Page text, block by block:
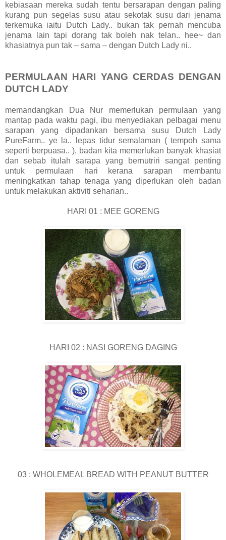
kebiasaan mereka sudah tentu bersarapan dengan paling
kurang pun segelas susu atau sekotak susu dari jenama
terkemuka iaitu Dutch Lady.. bukan tak pernah mencuba
jenama lain tapi dorang tak boleh nak telan.. hee~ dan
khasiatnya pun tak – sama – dengan Dutch Lady ni..
PERMULAAN HARI YANG CERDAS DENGAN
DUTCH LADY
memandangkan Dua Nur memerlukan permulaan yang
mantap pada waktu pagi, ibu menyediakan pelbagai menu
sarapan yang dipadankan bersama susu Dutch Lady
PureFarm.. ye la.. lepas tidur semalaman ( tempoh sama
seperti berpuasa.. ), badan kita memerlukan banyak khasiat
dan sebab itulah sarapa yang bernutriri sangat penting
untuk permulaan hari kerana sarapan membantu
meningkatkan tahap tenaga yang diperlukan oleh badan
untuk melakukan aktiviti seharian..
HARI 01 : MEE GORENG
HARI 02 : NASI GORENG DAGING
03 : WHOLEMEAL BREAD WITH PEANUT BUTTER